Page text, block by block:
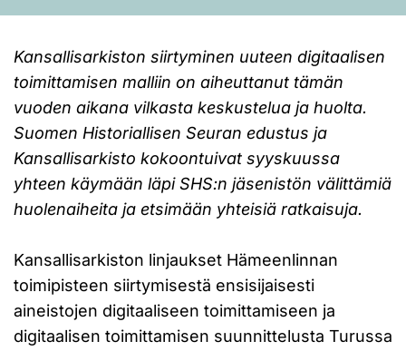
Kansallisarkiston siirtyminen uuteen digitaalisen
toimittamisen malliin on aiheuttanut tämän
vuoden aikana vilkasta keskustelua ja huolta.
Suomen Historiallisen Seuran edustus ja
Kansallisarkisto kokoontuivat syyskuussa
yhteen käymään läpi SHS:n jäsenistön välittämiä
huolenaiheita ja etsimään yhteisiä ratkaisuja.
Kansallisarkiston linjaukset Hämeenlinnan
toimipisteen siirtymisestä ensisijaisesti
aineistojen digitaaliseen toimittamiseen ja
digitaalisen toimittamisen suunnittelusta Turussa